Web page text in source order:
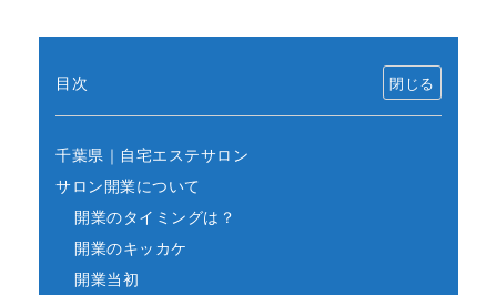
目次
千葉県｜自宅エステサロン
サロン開業について
開業のタイミングは？
開業のキッカケ
開業当初